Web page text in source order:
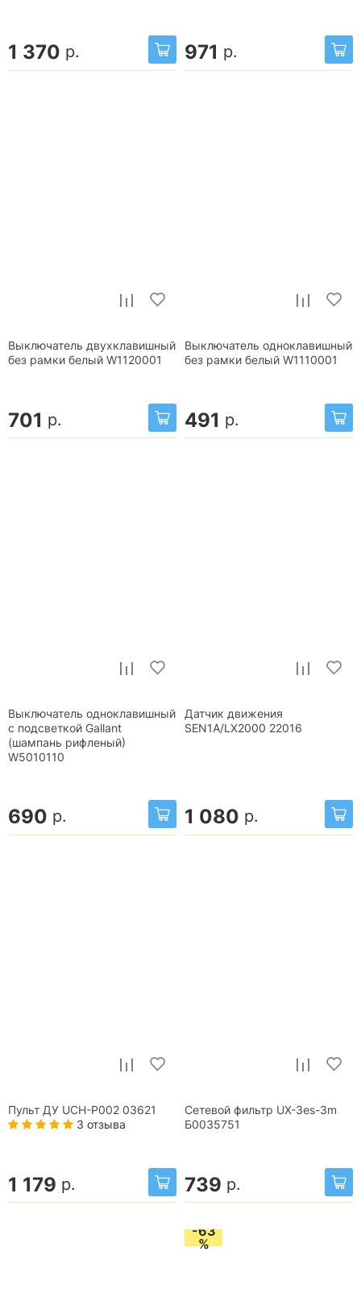
1 370 р. 971 р.
Выключатель двухклавишный
без рамки белый W1120001
701 р.
Выключатель одноклавишный
без рамки белый W1110001
491 р.
Выключатель одноклавишный
с подсветкой Gallant
(шампань рифленый)
W5010110
690 р.
Датчик движения
SEN1A/LX2000 22016
1 080 р.
Пульт ДУ UCH-P002 03621
3 отзыва
1 179 р.
Сетевой фильтр UX-3es-3m
Б0035751
739 р.
-63
%